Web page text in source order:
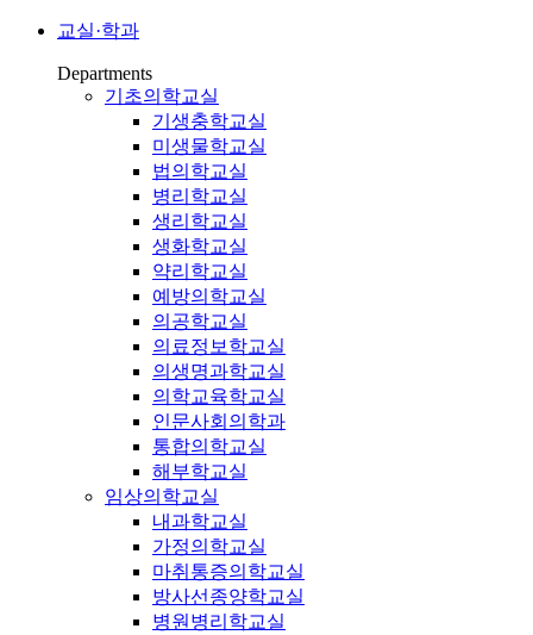
교실·학과
Departments
기초의학교실
기생충학교실
미생물학교실
법의학교실
병리학교실
생리학교실
생화학교실
약리학교실
예방의학교실
의공학교실
의료정보학교실
의생명과학교실
의학교육학교실
인문사회의학과
통합의학교실
해부학교실
임상의학교실
내과학교실
가정의학교실
마취통증의학교실
방사선종양학교실
병원병리학교실